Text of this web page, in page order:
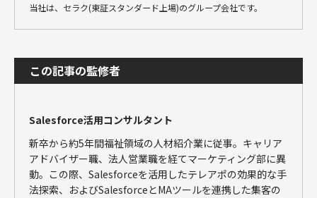
当社は、セラク(東証スタンダード上場)のグループ会社です。
この記事の監修者
Salesforce活用コンサルタント
新卒から約5年間福祉領域の人材紹介業に従事。キャリア
アドバイザー職、法人営業職を経てマーケティング部に異
動。この際、Salesforceを活用したテレアポの効果的な手
法探索、およびSalesforceとMAツールを連携した集客の